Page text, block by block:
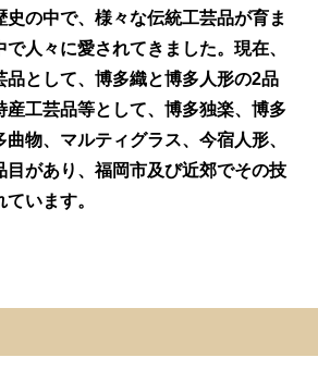
史の中で、様々な伝統工芸品が育ま
人々に愛されてきました。現在、
品として、博多織と博多人形の2品
産工芸品等として、博多独楽、博多
物、マルティグラス、今宿人形、
目があり、福岡市及び近郊でその技
います。